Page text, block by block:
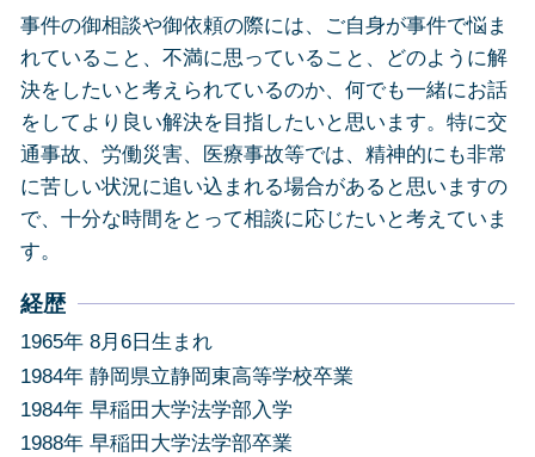
事件の御相談や御依頼の際には、ご自身が事件で悩ま
れていること、不満に思っていること、どのように解
決をしたいと考えられているのか、何でも一緒にお話
をしてより良い解決を目指したいと思います。特に交
通事故、労働災害、医療事故等では、精神的にも非常
に苦しい状況に追い込まれる場合があると思いますの
で、十分な時間をとって相談に応じたいと考えていま
す。
経歴
1965年 8月6日生まれ
1984年 静岡県立静岡東高等学校卒業
1984年 早稲田大学法学部入学
1988年 早稲田大学法学部卒業